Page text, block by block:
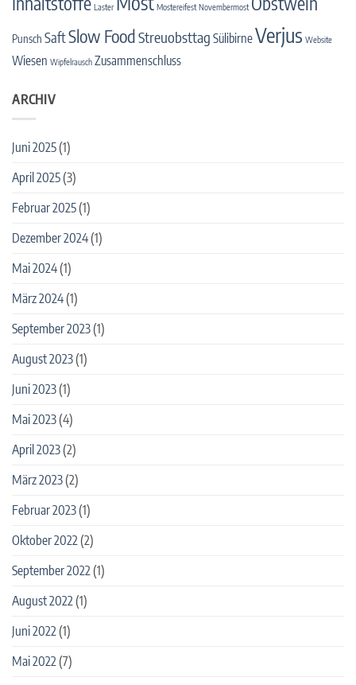
Laster Mostereifest Novembermost
Punsch SaftSlow FoodStreuobsttag SülibirneVerjus Website
Wiesen Wipfelrausch Zusammenschluss
ARCHIV
Juni 2025(1)
April 2025(3)
Februar 2025(1)
Dezember 2024(1)
Mai 2024(1)
März 2024(1)
September 2023(1)
August 2023(1)
Juni 2023(1)
Mai 2023(4)
April 2023(2)
März 2023(2)
Februar 2023(1)
Oktober 2022(2)
September 2022(1)
August 2022(1)
Juni 2022(1)
Mai 2022(7)